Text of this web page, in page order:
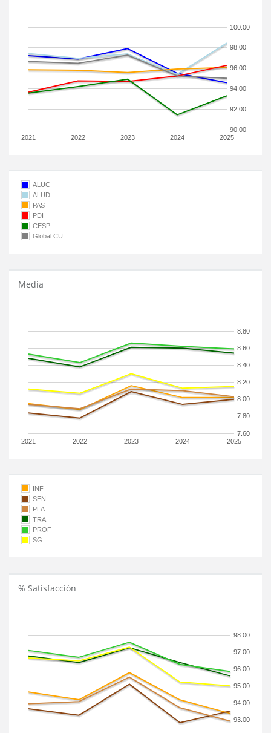
2021 2022 2023 2024 2025
90.00
92.00
94.00
96.00
98.00
100.00
ALUC
ALUD
PAS
PDI
CESP
Global CU
Media
2021 2022 2023 2024 2025
7.60
7.80
8.00
8.20
8.40
8.60
8.80
INF
SEN
PLA
TRA
PROF
SG
% Satisfacción
93.00
94.00
95.00
96.00
97.00
98.00